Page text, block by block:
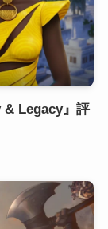
& Legacy』評